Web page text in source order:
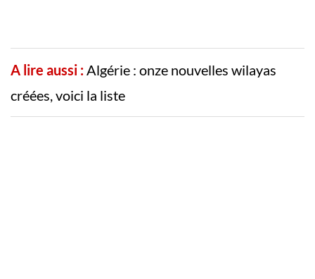
A lire aussi :Algérie : onze nouvelles wilayas
créées, voici la liste